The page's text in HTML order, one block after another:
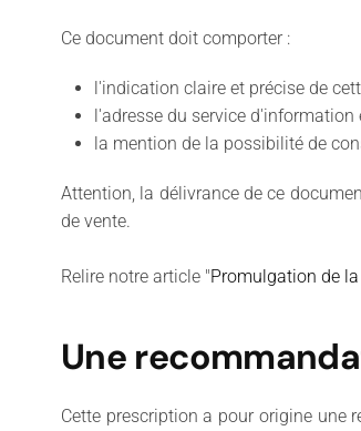
Ce document doit comporter :
l'indication claire et précise de
l'adresse du service
la mention de la possibilité de
Attention, la délivrance de ce
de vente.
Relire notre article "Promulgation de
Une
Cette prescription a pour origine une